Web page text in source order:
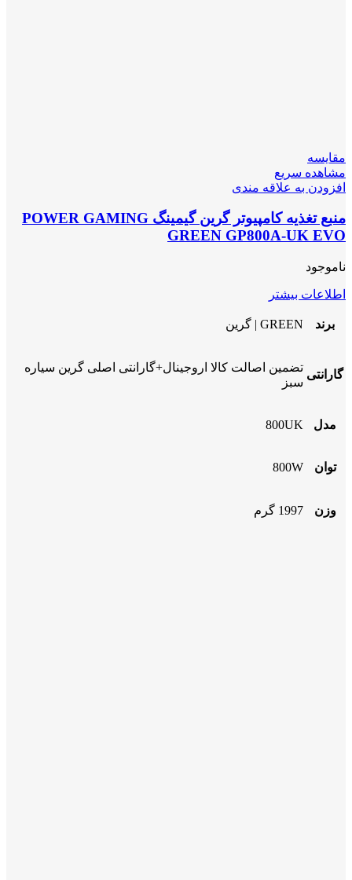
مقایسه
مشاهده سریع
افزودن به علاقه مندی
منبع تغذیه کامپیوتر گرین گیمینگ POWER GAMING
GREEN GP800A-UK EVO
ناموجود
اطلاعات بیشتر
برند GREEN | گرین
گارانتی
تضمین اصالت کالا اروجینال+گارانتی اصلی گرین سیاره
سبز
مدل 800UK
توان 800W
وزن 1997 گرم